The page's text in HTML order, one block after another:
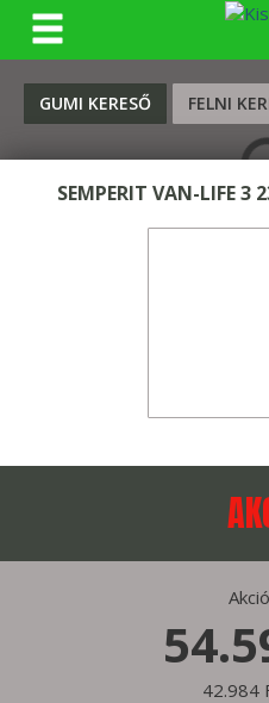
GUMI KERESŐ FELNI
SEMPERIT VAN-LIFE 3
42.984